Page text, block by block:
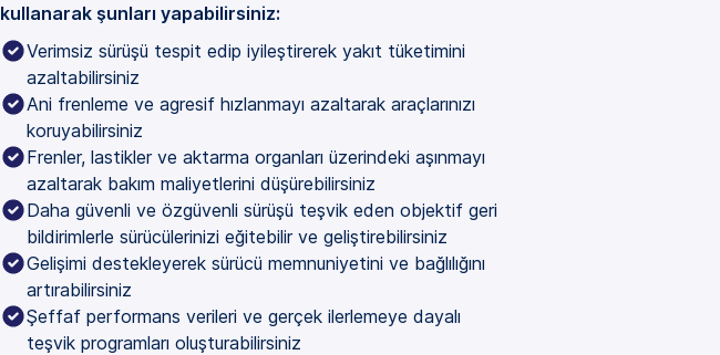
kullanarak şunları yapabilirsiniz:
Verimsiz sürüşü tespit edip iyileştirerek yakıt tüketimini
azaltabilirsiniz
Ani frenleme ve agresif hızlanmayı azaltarak araçlarınızı
koruyabilirsiniz
Frenler, lastikler ve aktarma organları üzerindeki aşınmayı
azaltarak bakım maliyetlerini düşürebilirsiniz
Daha güvenli ve özgüvenli sürüşü teşvik eden objektif geri
bildirimlerle sürücülerinizi eğitebilir ve geliştirebilirsiniz
Gelişimi destekleyerek sürücü memnuniyetini ve bağlılığını
artırabilirsiniz
Şeffaf performans verileri ve gerçek ilerlemeye dayalı
teşvik programları oluşturabilirsiniz